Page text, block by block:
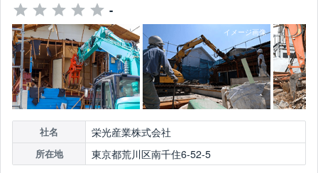
-
社名 栄光産業株式会社
所在地 東京都荒川区南千住6-52-5